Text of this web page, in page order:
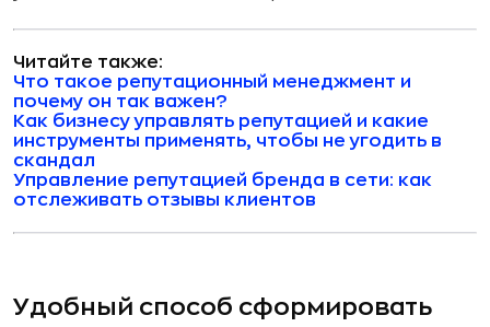
Читайте также:
Что такое репутационный менеджмент и
почему он так важен?
Как бизнесу управлять репутацией и какие
инструменты применять, чтобы не угодить в
скандал
Управление репутацией бренда в сети: как
отслеживать отзывы клиентов
Удобный способ сформировать